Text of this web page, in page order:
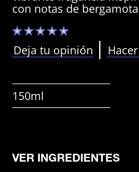
con notas de
No
se
enviado
calificaciones
product
Deja tu opinión
150ml
VER INGREDIENTES